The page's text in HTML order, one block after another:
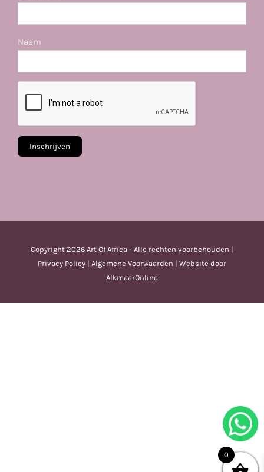
Naam
Copyright 2026 Art Of Africa - Alle rechten voorbehouden |
Privacy Policy | Algemene Voorwaarden | Website door
AlkmaarOnline
0